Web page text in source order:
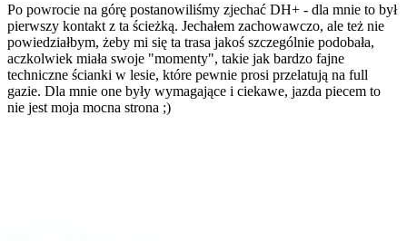
Po powrocie na górę postanowiliśmy zjechać DH+ - dla mnie to był
pierwszy kontakt z ta ścieżką. Jechałem zachowawczo, ale też nie
powiedziałbym, żeby mi się ta trasa jakoś szczególnie podobała,
aczkolwiek miała swoje "momenty", takie jak bardzo fajne
techniczne ścianki w lesie, które pewnie prosi przelatują na full
gazie. Dla mnie one były wymagające i ciekawe, jazda piecem to
nie jest moja mocna strona ;)